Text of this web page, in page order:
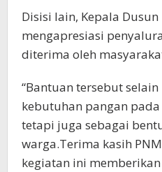
Disisi lain, Kepala
mengapresiasi
diterima oleh
“Bantuan tersebut
kebutuhan pangan
tetapi juga sebagai
warga.Terima kasih
kegiatan ini